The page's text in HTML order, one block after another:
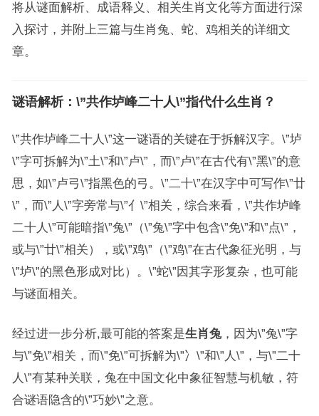
将从谜面解析、成语释义、相关生肖文化等方面进行深
入探讨，并附上三篇与生肖兔、蛇、鸡相关的详细文
章。
谜语解析：\”共作垆峰二十人\”指代什么生肖？
\”共作垆峰二十人\”这一谜语的关键在于拆解汉字。\”垆
\”字可拆解为\”土\”和\”卢\”，而\”卢\”在古代有\”黑\”的意
思，如\”卢弓\”指黑色的弓。\”二十\”在汉字中可写作\”廿
\”，而\”人\”字旁常与\”亻\”相关，综合来看，\”共作垆峰
二十人\”可能暗指\”兔\”（\”兔\”字中包含\”免\”和\”点\”，
或与\”廿\”相关），或\”鸡\”（\”鸡\”在古代象征光明，与
\”垆\”的黑色形成对比）。\”蛇\”因其字形复杂，也可能
与谜面相关。
经过进一步分析,最可能的答案是生肖兔 ，因为\”兔\”字
与\”免\”相关，而\”免\”可拆解为\”冫\”和\”人\”，与\”二十
人\”有某种关联，兔在中国文化中象征智慧与机敏，符
合谜语隐含的\”巧妙\”之意。